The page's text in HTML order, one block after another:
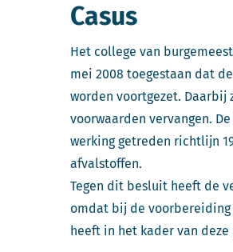
Casus
Het college van
mei 2008 toegestaan dat
worden voortgezet.
voorwaarden vervangen.
werking getreden richtlijn
afvalstoffen.
Tegen dit besluit heeft de
omdat bij de voorbereiding
heeft in het kader van